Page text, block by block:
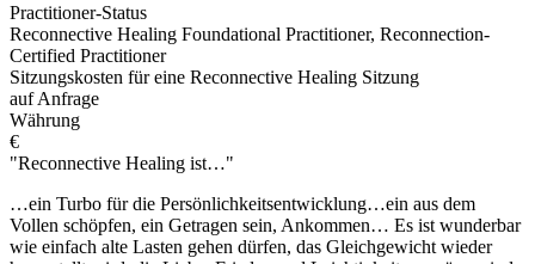
Practitioner-Status
Reconnective Healing Foundational Practitioner, Reconnection-
Certified Practitioner
Sitzungskosten für eine Reconnective Healing Sitzung
auf Anfrage
Währung
€
"Reconnective Healing ist…"
…ein Turbo für die Persönlichkeitsentwicklung…ein aus dem
Vollen schöpfen, ein Getragen sein, Ankommen… Es ist wunderbar
wie einfach alte Lasten gehen dürfen, das Gleichgewicht wieder